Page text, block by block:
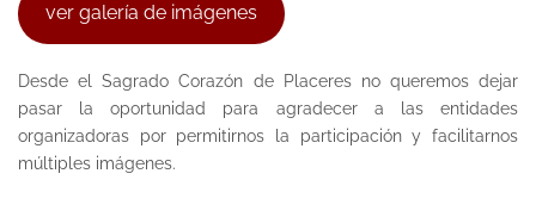
ver galería de imágenes
Desde el Sagrado Corazón de Placeres no queremos dejar
pasar la oportunidad para agradecer a las entidades
organizadoras por permitirnos la participación y facilitarnos
múltiples imágenes.